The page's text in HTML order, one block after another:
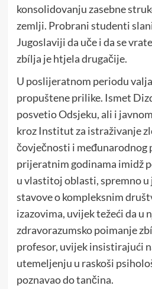
konsolidovanju zasebne
zemlji. Probrani studenti
Jugoslaviji da uče i da se
zbílja je htjela drugačije.
U poslijeratnom periodu
propuštene prilike. Ismet
posvetio Odsjeku, ali i
kroz Institut za istraživanje
čovječnosti i međunarodnog
prijeratnim godinama imidž
u vlastitoj oblasti, spremno
stavove o kompleksnim
izazovima, uvijek težeći da u
zdravorazumsko poimanje
profesor, uvijek insistirajući
utemeljenju u raskoši
poznavao do tančina.